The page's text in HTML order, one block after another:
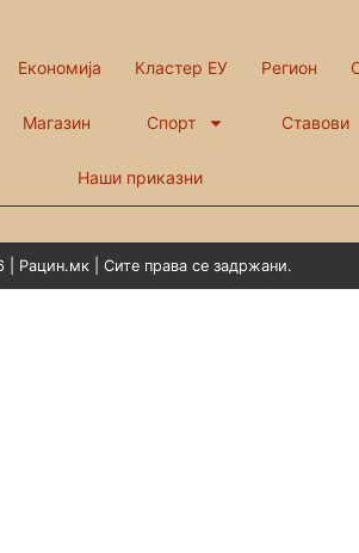
Економија Кластер ЕУ Регион
Магазин Спорт Ставови
Наши приказни
Рацин.мк | Сите права се задржани.